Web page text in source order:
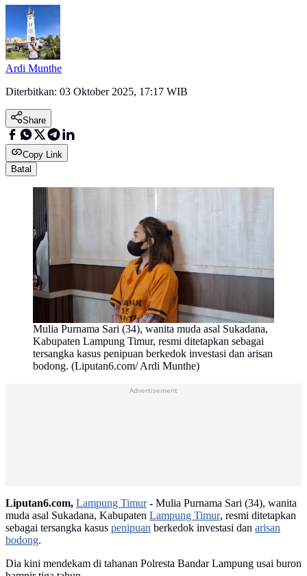
Ardi Munthe
Diterbitkan: 03 Oktober 2025, 17:17 WIB
Share
Copy Link
Batal
Mulia Purnama Sari (34), wanita muda asal Sukadana,
Kabupaten Lampung Timur, resmi ditetapkan sebagai
tersangka kasus penipuan berkedok investasi dan arisan
bodong. (Liputan6.com/ Ardi Munthe)
Advertisement
Liputan6.com, Lampung Timur- Mulia Purnama Sari (34), wanita
muda asal Sukadana, Kabupaten Lampung Timur, resmi ditetapkan
sebagai tersangka kasus penipuan berkedok investasi dan arisan
bodong.
Dia kini mendekam di tahanan Polresta Bandar Lampung usai buron